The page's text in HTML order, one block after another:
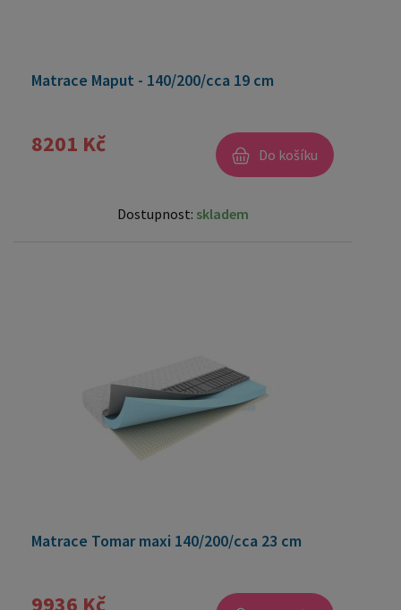
Matrace Maput - 140/200/cca 19 cm
8201 Kč Do košíku
Dostupnost: skladem
Matrace Tomar maxi 140/200/cca 23 cm
9936 Kč